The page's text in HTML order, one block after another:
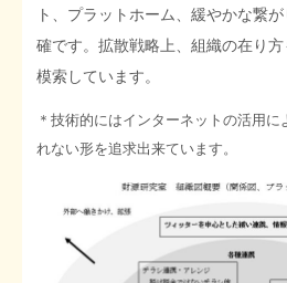
ト、プラットホーム、緩やかな繋
確です。拡散戦略上、組織の在り
模索しています。
＊技術的にはインターネットの活用
れない形を追求出来ています。